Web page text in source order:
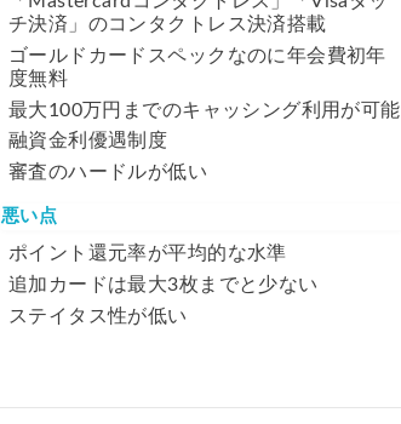
チ決済」のコンタクトレス決済搭載
ゴールドカードスペックなのに年会費初年
度無料
最大100万円までのキャッシング利用が可能
融資金利優遇制度
審査のハードルが低い
悪い点
ポイント還元率が平均的な水準
追加カードは最大3枚までと少ない
ステイタス性が低い